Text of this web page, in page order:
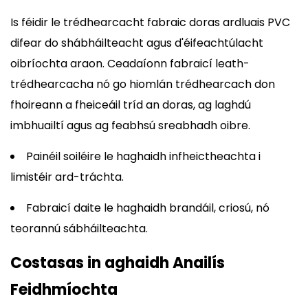
Is féidir le trédhearcacht fabraic doras ardluais PVC
difear do shábháilteacht agus d'éifeachtúlacht
oibríochta araon. Ceadaíonn fabraicí leath-
trédhearcacha nó go hiomlán trédhearcach don
fhoireann a fheiceáil tríd an doras, ag laghdú
imbhuailtí agus ag feabhsú sreabhadh oibre.
Painéil soiléire le haghaidh infheictheachta i
limistéir ard-tráchta.
Fabraicí daite le haghaidh brandáil, criosú, nó
teorannú sábháilteachta.
Costasas in aghaidh Anailís
Feidhmíochta